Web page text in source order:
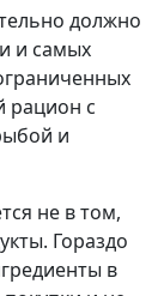
должно
и самых
рацион с
и
не в том,
Гораздо
в